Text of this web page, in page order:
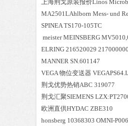
上海荆戈原装报价Linos
MA2501LAhlborn Mess- und
SPINEA TS170-105TC
meister MEINSBERG
ELRING 216520029
MANNER SN.601147
VEGA 物位变送器
荆戈优势热销ABC 319077
荆戈汇聚SIEMENS
欧洲直供HYDAC ZBE310
honsberg 10368303 OMNI-